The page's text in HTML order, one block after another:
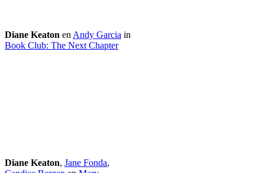
Diane Keaton en Andy Garcia in
Book Club: The Next Chapter
Diane Keaton, Jane Fonda,